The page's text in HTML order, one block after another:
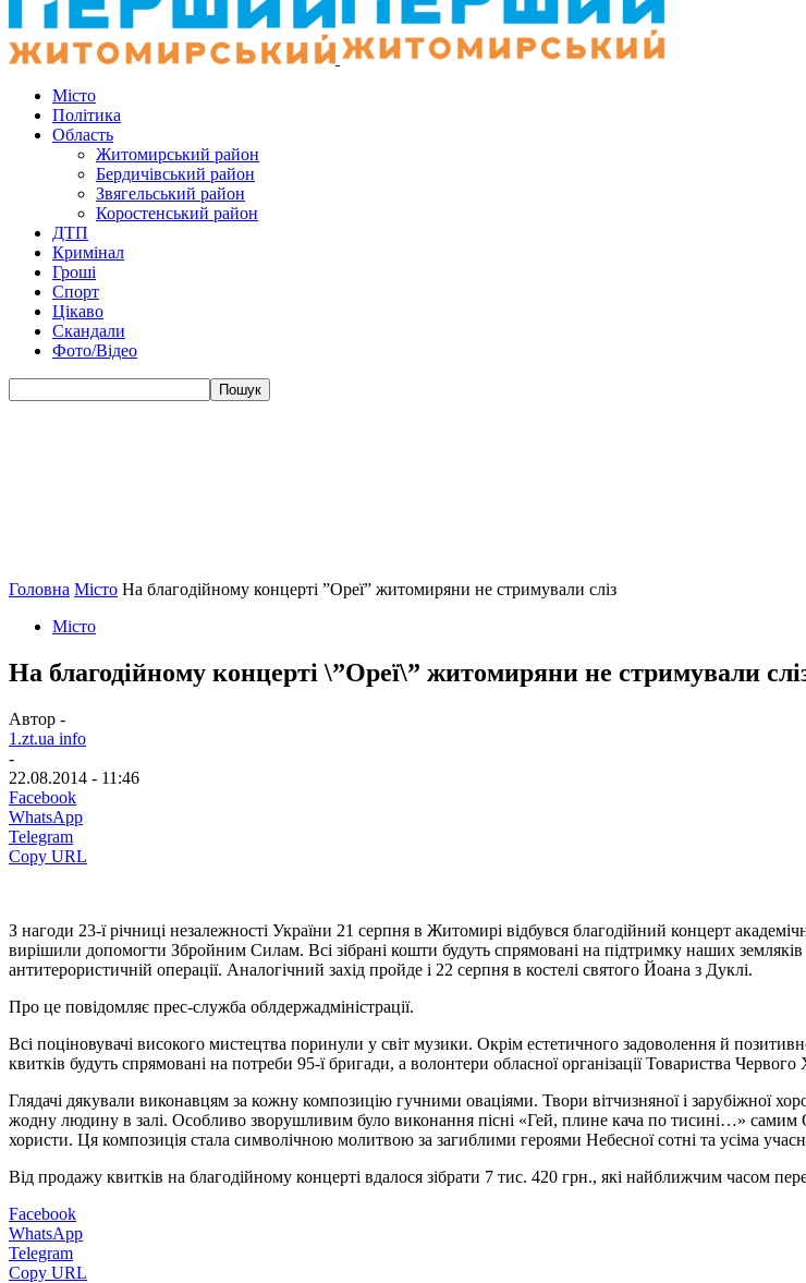
Місто
Політика
Область
Житомирський район
Бердичівський район
Звягельський район
Коростенський район
ДТП
Кримінал
Гроші
Спорт
Цікаво
Скандали
Фото/Відео
Головна Місто На благодійному концерті ”Ореї” житомиряни не стримували сліз
Місто
На благодійному концерті \”Ореї\” житомиряни не стримували
Автор -
1.zt.ua info
-
22.08.2014 - 11:46
Facebook
WhatsApp
Telegram
Copy URL
З нагоди 23-ї річниці незалежності України 21 серпня в Житомирі відбувся благодійний концерт
вирішили допомогти Збройним Силам. Всі зібрані кошти будуть спрямовані на підтримку наших земляків
антитерористичній операції. Аналогічний захід пройде і 22 серпня в костелі святого Йоана з Дуклі.
Про це повідомляє прес-служба облдержадміністрації.
Всі поціновувачі високого мистецтва поринули у світ музики. Окрім естетичного задоволення й
квитків будуть спрямовані на потреби 95-ї бригади, а волонтери обласної організації Товариства
Глядачі дякували виконавцям за кожну композицію гучними оваціями. Твори вітчизняної і зарубіжної
жодну людину в залі. Особливо зворушливим було виконання пісні «Гей, плине кача по тисині…» самим
хористи. Ця композиція стала символічною молитвою за загиблими героями Небесної сотні та усіма
Від продажу квитків на благодійному концерті вдалося зібрати 7 тис. 420 грн., які найближчим часом
Facebook
WhatsApp
Telegram
Copy URL